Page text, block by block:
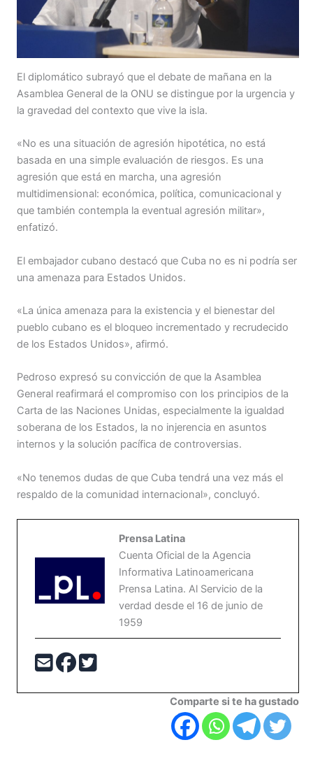
El diplomático subrayó que el debate de mañana en la
Asamblea General de la ONU se distingue por la urgencia y
la gravedad del contexto que vive la isla.
«No es una situación de agresión hipotética, no está
basada en una simple evaluación de riesgos. Es una
agresión que está en marcha, una agresión
multidimensional: económica, política, comunicacional y
que también contempla la eventual agresión militar»,
enfatizó.
El embajador cubano destacó que Cuba no es ni podría ser
una amenaza para Estados Unidos.
«La única amenaza para la existencia y el bienestar del
pueblo cubano es el bloqueo incrementado y recrudecido
de los Estados Unidos», afirmó.
Pedroso expresó su convicción de que la Asamblea
General reafirmará el compromiso con los principios de la
Carta de las Naciones Unidas, especialmente la igualdad
soberana de los Estados, la no injerencia en asuntos
internos y la solución pacífica de controversias.
«No tenemos dudas de que Cuba tendrá una vez más el
respaldo de la comunidad internacional», concluyó.
Prensa Latina
Cuenta Oficial de la Agencia
Informativa Latinoamericana
Prensa Latina. Al Servicio de la
verdad desde el 16 de junio de
1959
Comparte si te ha gustado